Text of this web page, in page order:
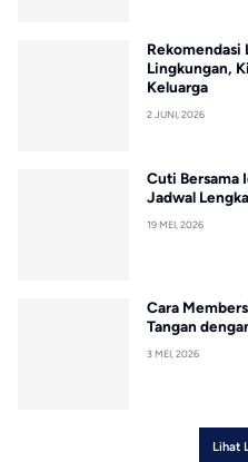
Rekomendasi
Lingkungan,
Keluarga
2 JUNI, 2026
Cuti Bersama
Jadwal
19 MEI, 2026
Cara
Tangan
3 MEI, 2026
Lihat